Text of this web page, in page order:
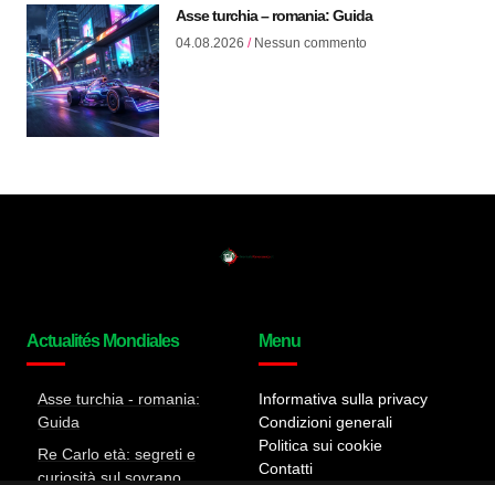
Asse turchia – romania: Guida
04.08.2026 Nessun commento
Actualités Mondiales
Asse turchia - romania:
Guida
Re Carlo età: segreti e
curiosità sul sovrano
Menu
Informativa sulla privacy
Condizioni generali
Politica sui cookie
Contatti